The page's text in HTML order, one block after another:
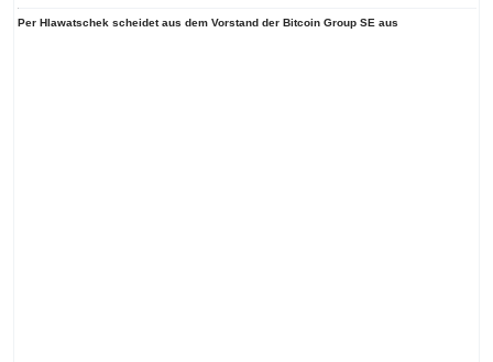
Per Hlawatschek scheidet aus dem Vorstand der Bitcoin Group SE aus